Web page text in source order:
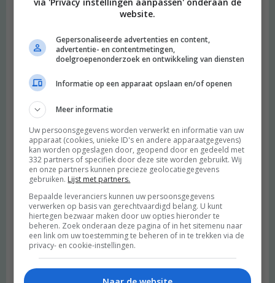
website.
Gepersonaliseerde advertenties en content,
advertentie- en contentmetingen,
doelgroepenonderzoek en ontwikkeling van diensten
Informatie op een apparaat opslaan en/of openen
Meer informatie
Uw persoonsgegevens worden verwerkt en informatie van uw
apparaat (cookies, unieke ID's en andere apparaatgegevens)
kan worden opgeslagen door, geopend door en gedeeld met
332 partners of specifiek door deze site worden gebruikt. Wij
en onze partners kunnen precieze geolocatiegegevens
gebruiken. Lijst met partners.
Bepaalde leveranciers kunnen uw persoonsgegevens
verwerken op basis van gerechtvaardigd belang. U kunt
hiertegen bezwaar maken door uw opties hieronder te
beheren. Zoek onderaan deze pagina of in het sitemenu naar
een link om uw toestemming te beheren of in te trekken via de
privacy- en cookie-instellingen.